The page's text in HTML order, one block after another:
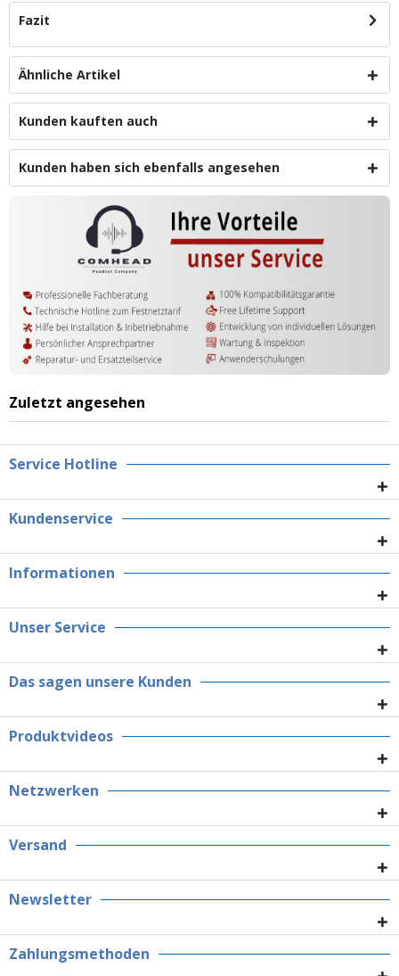
Fazit
Ähnliche Artikel
Kunden kauften auch
Kunden haben sich ebenfalls angesehen
Zuletzt angesehen
Service Hotline
Kundenservice
Informationen
Unser Service
Das sagen unsere Kunden
Produktvideos
Netzwerken
Versand
Newsletter
Zahlungsmethoden